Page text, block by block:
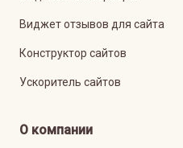
Виджет отзывов для сайта
Конструктор сайтов
Ускоритель сайтов
О компании